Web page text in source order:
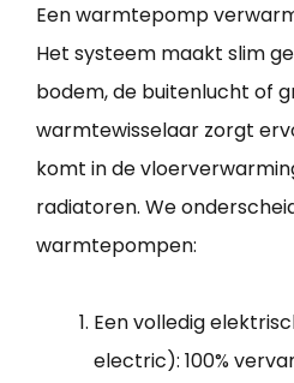
Een warmtepomp
Het systeem maakt slim
bodem, de buitenlucht of
warmtewisselaar zorgt
komt in de
radiatoren. We
warmtepompen:
Een volledig
electric): 100%